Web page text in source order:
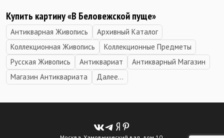
Купить картину «В Беловежской пуще»
Антикварная Живопись
Архивный Каталог
Коллекционная Живопись
Коллекционные Предметы
Русская Живопись
Антиквариат
Антикварный Магазин
Магазин Антиквариата
Далее...